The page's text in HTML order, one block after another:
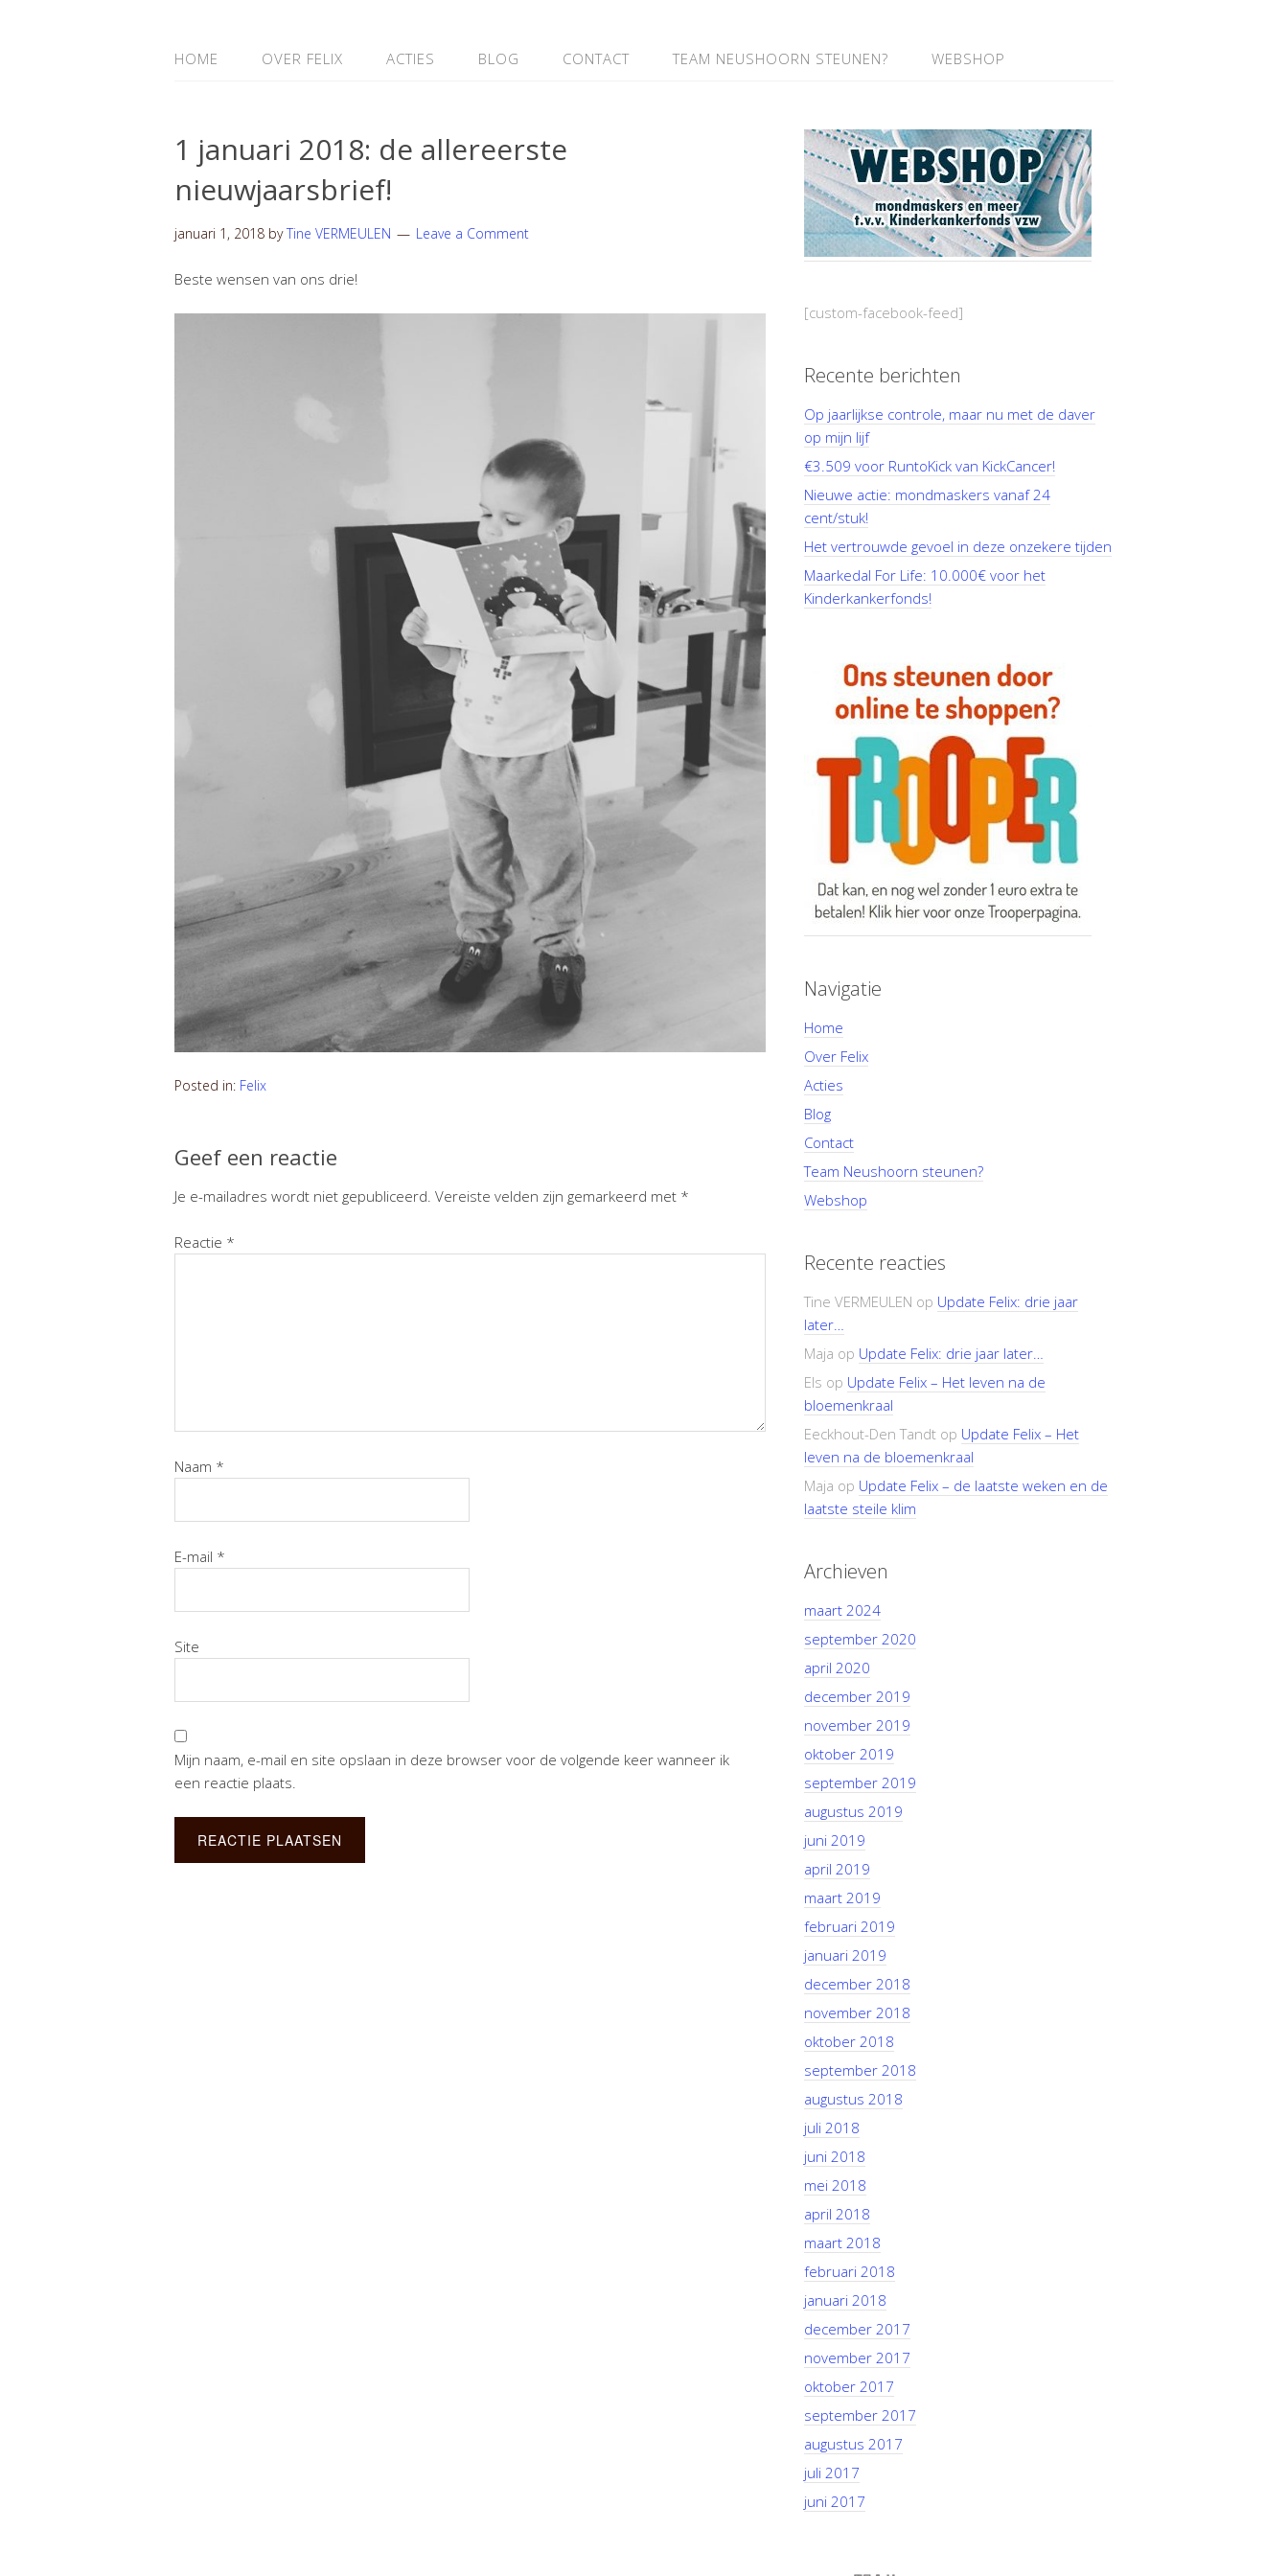
HOME OVER FELIX ACTIES BLOG CONTACT TEAM NEUSHOORN STEUNEN? WEBSHOP
1 januari 2018: de allereerste
nieuwjaarsbrief!
januari 1, 2018 byTine VERMEULEN Leave a Comment
Beste wensen van ons drie!
Posted in: Felix
Geef een reactie
Je e-mailadres wordt niet gepubliceerd. Vereiste velden zijn gemarkeerd met *
Reactie *
Naam *
E-mail *
Site
Mijn naam, e-mail en site opslaan in deze browser voor de volgende keer wanneer ik
een reactie plaats.
[custom-facebook-feed]
Recente berichten
Op jaarlijkse controle, maar nu met de daver
op mijn lijf
€3.509 voor RuntoKick van KickCancer!
Nieuwe actie: mondmaskers vanaf 24
cent/stuk!
Het vertrouwde gevoel in deze onzekere tijden
Maarkedal For Life: 10.000€ voor het
Kinderkankerfonds!
Navigatie
Home
Over Felix
Acties
Blog
Contact
Team Neushoorn steunen?
Webshop
Recente reacties
Tine VERMEULEN op Update Felix: drie jaar
later…
Maja op Update Felix: drie jaar later…
Els op Update Felix – Het leven na de
bloemenkraal
Eeckhout-Den Tandtop Update Felix – Het
leven na de bloemenkraal
Maja op Update Felix – de laatste weken en de
laatste steile klim
Archieven
maart 2024
september 2020
april 2020
december 2019
november 2019
oktober 2019
september 2019
augustus 2019
juni 2019
april 2019
maart 2019
februari 2019
januari 2019
december 2018
november 2018
oktober 2018
september 2018
augustus 2018
juli 2018
juni 2018
mei 2018
april 2018
maart 2018
februari 2018
januari 2018
december 2017
november 2017
oktober 2017
september 2017
augustus 2017
juli 2017
juni 2017